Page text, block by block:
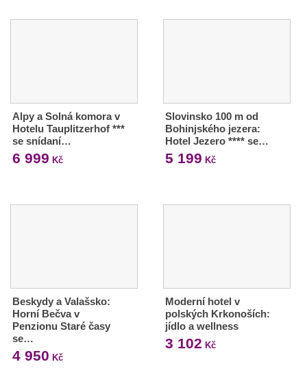
Alpy a Solná komora v
Hotelu Tauplitzerhof ***
se snídaní…
6 999 Kč
Slovinsko 100 m od
Bohinjského jezera:
Hotel Jezero **** se…
5 199 Kč
Beskydy a Valašsko:
Horní Bečva v
Penzionu Staré časy
se…
4 950 Kč
Moderní hotel v
polských Krkonoších:
jídlo a wellness
3 102 Kč